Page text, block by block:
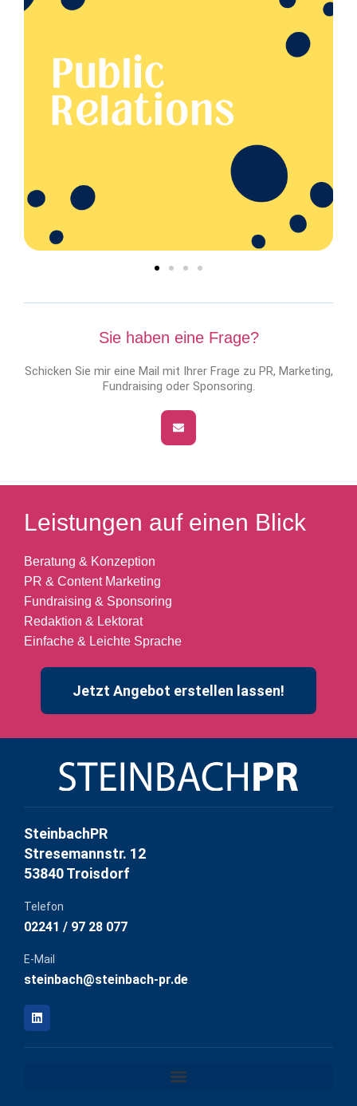
Sie haben eine Frage?
Schicken Sie mir eine Mail mit Ihrer Frage zu PR, Marketing,
Fundraising oder Sponsoring.
SteinbachPR
Stresemannstr. 12
53840 Troisdorf
Telefon
02241 / 97 28 077
E-Mail
steinbach@steinbach-pr.de
Leistungen auf einen Blick
Beratung & Konzeption
PR & Content Marketing
Fundraising & Sponsoring
Redaktion & Lektorat
Einfache & Leichte Sprache
Jetzt Angebot erstellen lassen!